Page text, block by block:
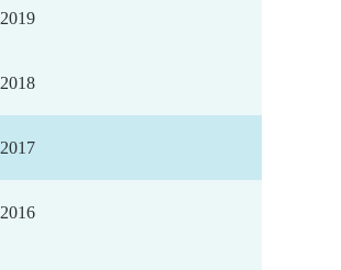
2019
2018
2017
2016